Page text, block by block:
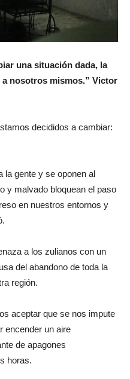
una situación dada, la
nosotros mismos.” Victor
decididos a cambiar:
la gente y se oponen al
y malvado bloquean el paso
en nuestros entornos y
a los zulianos con un
del abandono de toda la
región.
aceptar que se nos impute
encender un aire
de apagones
horas.